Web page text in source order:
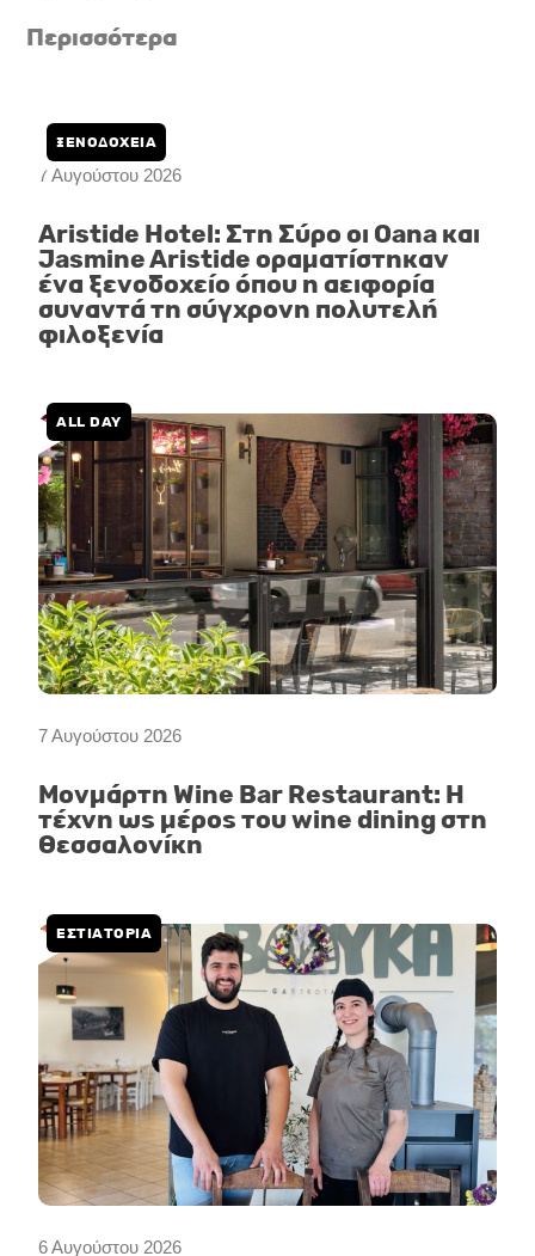
a b u
b
Περισσότερα
7 Αυγούστου 2026
ΞΕΝΟΔΟΧΕΙΑ
Aristide Hotel: Στη Σύρο οι Oana και
Jasmine Aristide οραματίστηκαν
ένα ξενοδοχείο όπου η αειφορία
συναντά τη σύγχρονη πολυτελή
φιλοξενία
7 Αυγούστου 2026
ALL DAY
Μονμάρτη Wine Bar Restaurant: Η
τέχνη ως μέρος του wine dining στη
Θεσσαλονίκη
6 Αυγούστου 2026
ΕΣΤΙΑΤΟΡΙΑ